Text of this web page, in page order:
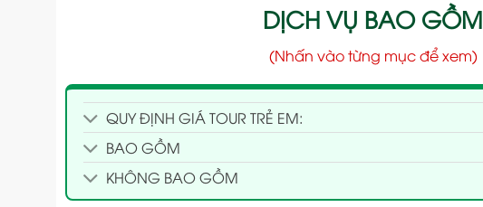
DỊCH VỤ BAO GỒM
(Nhấn vào từng mục để xem)
QUY ĐỊNH GIÁ TOUR TRẺ EM:
BAO GỒM
KHÔNG BAO GỒM